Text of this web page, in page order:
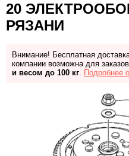
20
РЯЗАНИ
Внимание! Бесплатная
компании возможна для
и весом до 100 кг. Подробнее